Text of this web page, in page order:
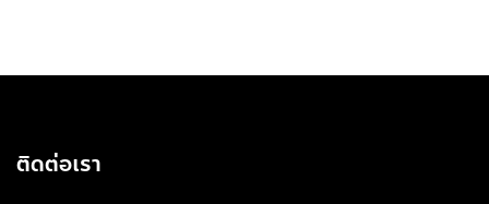
ติดต่อเรา